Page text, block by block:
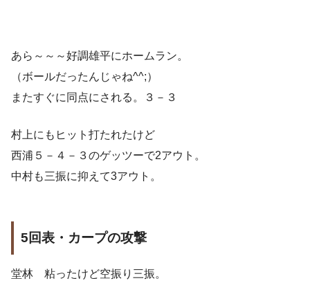
あら～～～好調雄平にホームラン。
（ボールだったんじゃね^^;）
またすぐに同点にされる。３－３
村上にもヒット打たれたけど
西浦５－４－３のゲッツーで2アウト。
中村も三振に抑えて3アウト。
5回表・カープの攻撃
堂林 粘ったけど空振り三振。